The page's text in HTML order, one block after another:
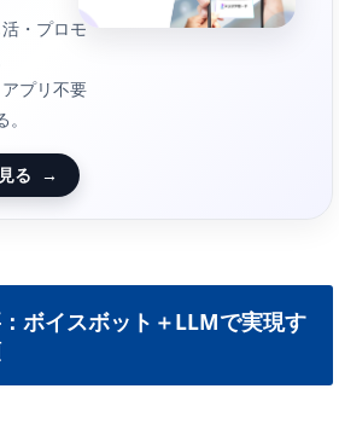
・プロモ
プリ不要
る →
ボイスボット＋LLMで実現す